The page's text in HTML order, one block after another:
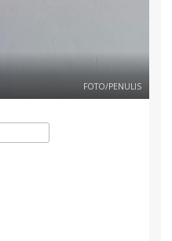
FOTO/PENULIS